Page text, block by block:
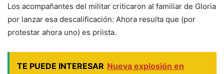
Los acompañantes del militar criticaron al familiar de Gloria
por lanzar esa descalificación: Ahora resulta que (por
protestar ahora uno) es priista.
TE PUEDE INTERESAR Nueva explosión en